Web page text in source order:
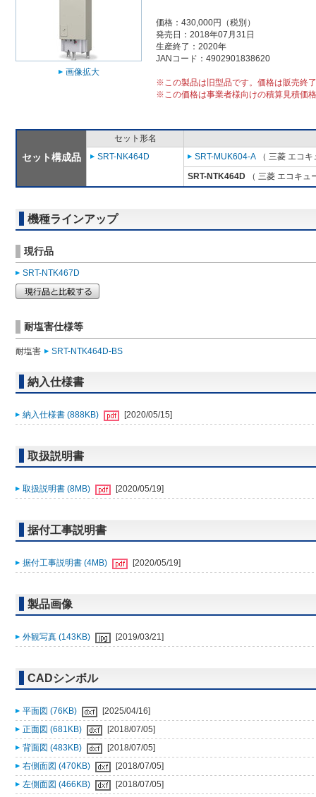
画像拡大
価格：430,000円（税別）
発売日：2018年07月31日
生産終了：2020年
JANコード：4902901838620
※この製品は旧型品です。価格は販売終
※この価格は事業者様向けの積算見積価
セット構成品
セット形名
SRT-NK464D
SRT-MUK604-A （ 三菱 エコ
SRT-NTK464D （ 三菱 エコキュ
機種ラインアップ
現行品
SRT-NTK467D
耐塩害仕様等
耐塩害 SRT-NTK464D-BS
納入仕様書
納入仕様書 (888KB) [2020/05/15]
取扱説明書
取扱説明書 (8MB) [2020/05/19]
据付工事説明書
据付工事説明書 (4MB) [2020/05/19]
製品画像
外観写真 (143KB) [2019/03/21]
CADシンボル
平面図 (76KB)
[2025/04/16]
正面図 (681KB)
[2018/07/05]
背面図 (483KB)
[2018/07/05]
右側面図 (470KB)
[2018/07/05]
左側面図 (466KB)
[2018/07/05]